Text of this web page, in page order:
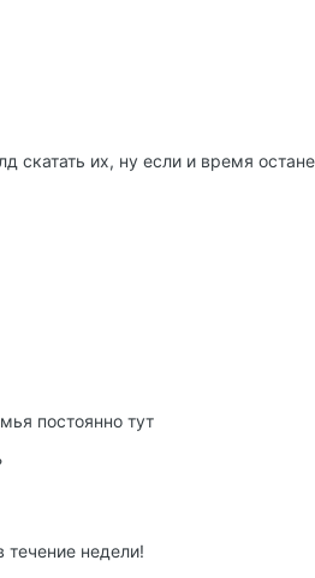
скатать их, ну если и время
постоянно тут
течение недели!